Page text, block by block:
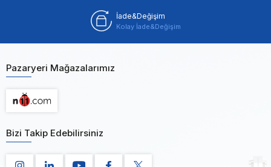
İade&Değişim
Kolay İade&Değişim
Pazaryeri Mağazalarımız
Bizi Takip Edebilirsiniz